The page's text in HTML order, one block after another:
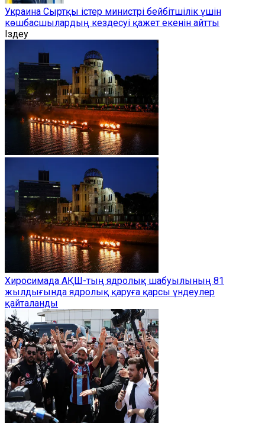
Украина Сыртқы істер министрі бейбітшілік үшін
көшбасшылардың кездесуі қажет екенін айтты
Іздеу
Хиросимада АҚШ-тың ядролық шабуылының 81
жылдығында ядролық қаруға қарсы үндеулер
қайталанды